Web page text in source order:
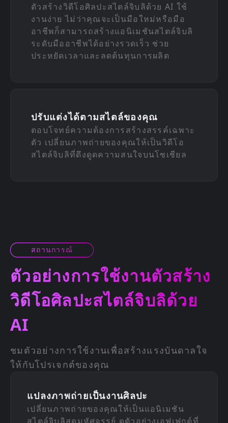
ตัวสร้างวิดีโอศิลปะสไตล์จิบลิด้วย AI ใช้
งานง่าย ไม่ว่าคุณจะเป็นมือใหม่หรือมือ
อาชีพก็สามารถสร้างแอนิเมชันสไตล์จิบลิ
ระดับมืออาชีพได้อย่างรวดเร็ว ช่วย
ประหยัดเวลาและลดต้นทุนการผลิต
ปรับแต่งได้ตามสไตล์ของคุณ
ตอบโจทย์ความต้องการสร้างสรรค์เฉพาะ
ตัว เปลี่ยนภาพถ่ายของคุณให้เป็นวิดีโอ
สไตล์จิบลิที่ดึงดูดความสนใจบนโซเชียล
สถานการณ์
ตัวอย่างการใช้งานตัวสร้าง
วิดีโอศิลปะสไตล์จิบลิด้วย
AI
ชมตัวอย่างการใช้งานเพื่อสร้างแรงบันดาลใจ
ให้กับโปรเจกต์ของคุณ
แปลงภาพถ่ายเป็นงานศิลปะ
เปลี่ยนภาพถ่ายของคุณให้เป็นแอนิเมชัน